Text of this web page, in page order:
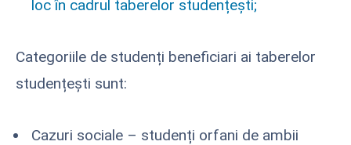
loc în cadrul taberelor studențești;
Categoriile de studenți beneficiari ai taberelor
studențești sunt:
Cazuri sociale – studenți orfani de ambii